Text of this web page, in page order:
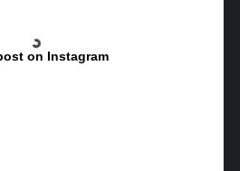
on Instagram